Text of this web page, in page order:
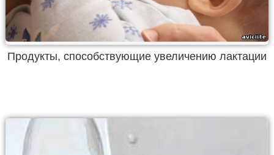
Продукты, способствующие увеличению лактации